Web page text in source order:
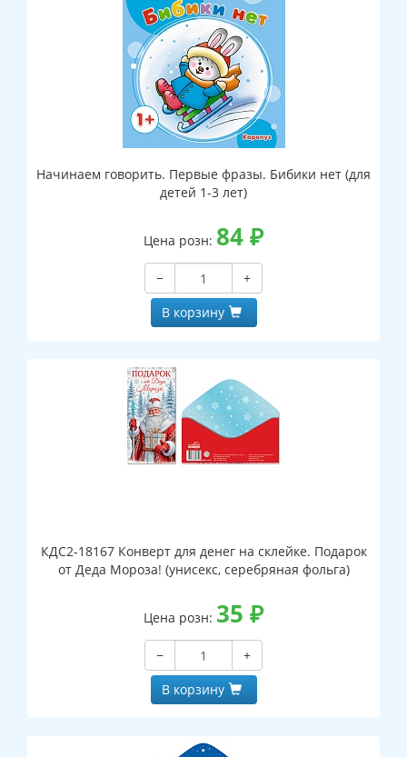
Начинаем говорить. Первые фразы. Бибики нет (для
детей 1-3 лет)
Цена розн: 84₽
−
+
В корзину
КДС2-18167 Конверт для денег на склейке. Подарок
от Деда Мороза! (унисекс, серебряная фольга)
Цена розн: 35 ₽
−
+
В корзину